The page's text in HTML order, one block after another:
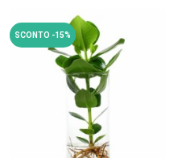
SCONTO -15%